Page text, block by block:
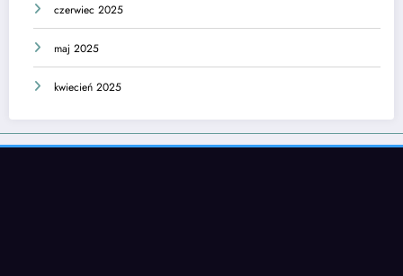
czerwiec 2025
maj 2025
kwiecień 2025